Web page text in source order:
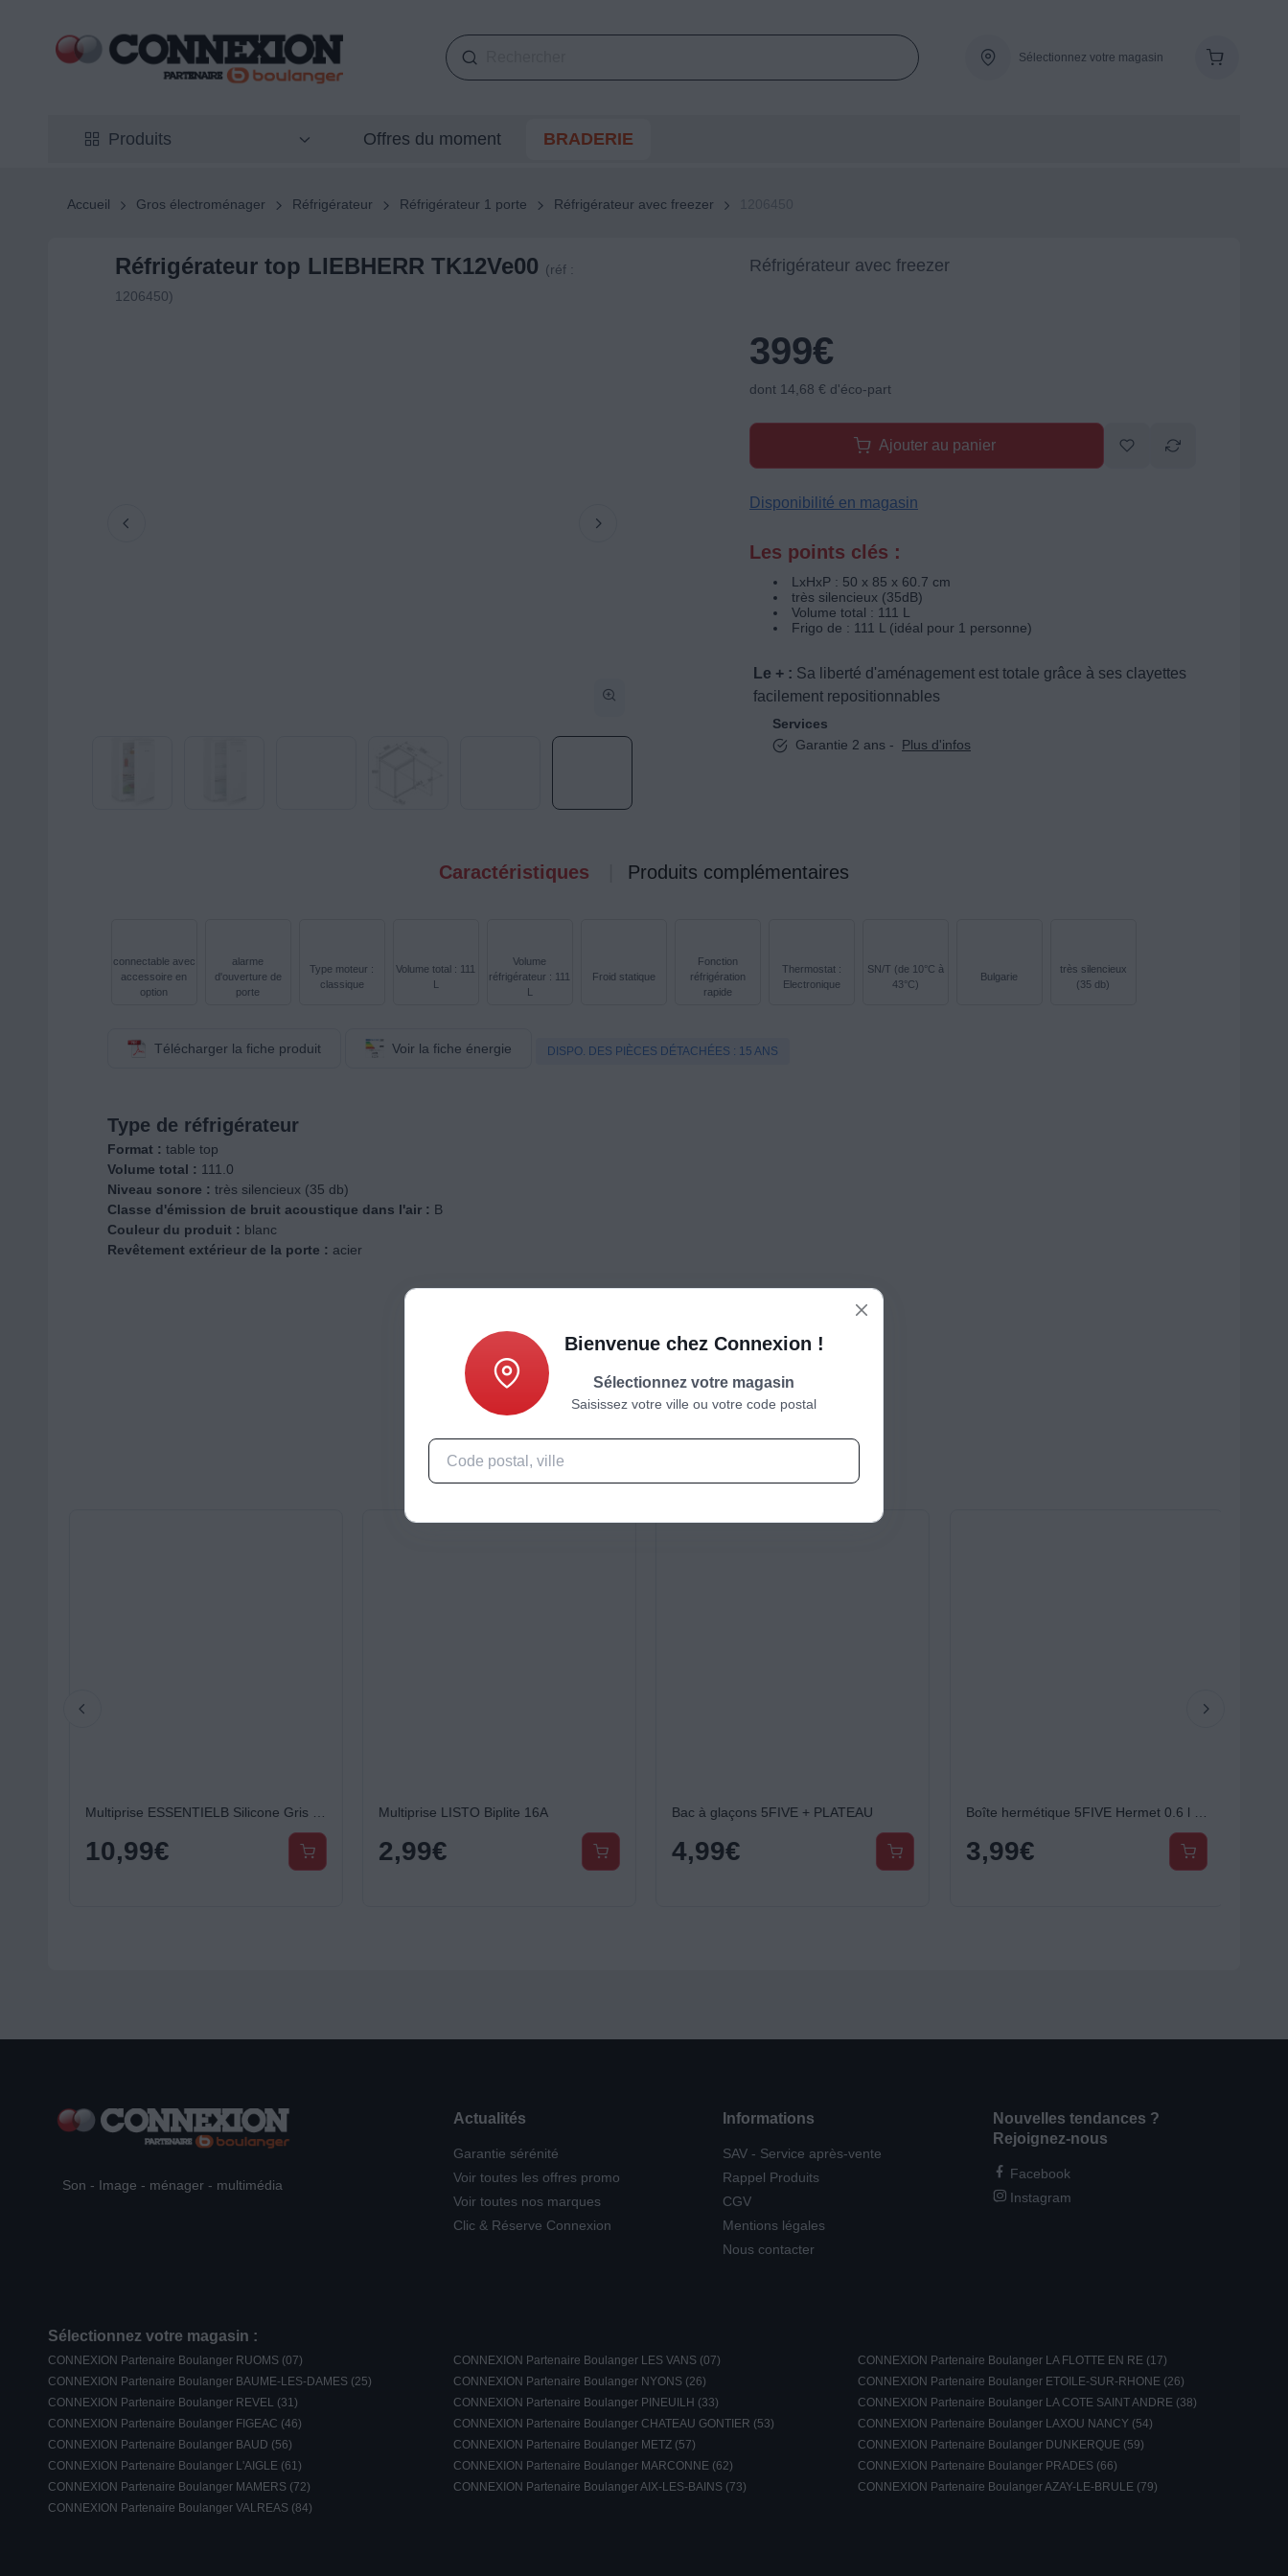
Sélectionnez votre magasin
Produits Offres du moment BRADERIE
Accueil Gros électroménager Réfrigérateur Réfrigérateur 1 porte Réfrigérateur avec freezer
Réfrigérateur top LIEBHERR TK12Ve00 (réf :
1206450)
Réfrigérateur avec freezer
399€
dont 14,68 € d'éco-part
Ajouter au panier
Disponibilité en magasin
Les points clés :
LxHxP : 50 x 85 x 60.7 cm
très silencieux (35dB)
Volume total : 111 L
Frigo de : 111 L (idéal pour 1 personne)
Le + : Sa liberté d'aménagement est totale grâce à ses clayettes
facilement repositionnables
Services
Garantie 2 ans -
Plus d'infos
Caractéristiques Produits complémentaires
connectable avec
accessoire en
option
alarme
d'ouverture de
porte
Type moteur :
classique
Volume total : 111
L
Volume
réfrigérateur : 111
L
Froid statique
Fonction
réfrigération
rapide
Thermostat :
Electronique
SN/T (de 10°C à
43°C)
Bulgarie
très silencieux
(35 db)
Télécharger la fiche produit Voir la fiche énergie DISPO. DES PIÈCES DÉTACHÉES : 15 ANS
Type de réfrigérateur
Format : table top
Volume total : 111.0
Niveau sonore : très silencieux (35 db)
Classe d'émission de bruit acoustique dans l'air : B
Couleur du produit : blanc
Revêtement extérieur de la porte : acier
Caractéristiques Produits complémentaires
Multiprise ESSENTIELB Silicone Gris 5 X 16A avec interrupteur
10,99€
Multiprise LISTO Biplite 16A
2,99€
Bac à glaçons 5FIVE + PLATEAU
4,99€
Boîte hermétique 5FIVE Hermet 0.6 l verre et bois
3,99€
Son - Image - ménager - multimédia
Actualités
Garantie sérénité
Voir toutes les offres promo
Voir toutes nos marques
Clic & Réserve Connexion
Informations
SAV - Service après-vente
Rappel Produits
CGV
Mentions légales
Nous contacter
Nouvelles tendances ?
Rejoignez-nous
Facebook
Instagram
Sélectionnez votre magasin :
CONNEXION Partenaire Boulanger RUOMS (07) CONNEXION Partenaire Boulanger LES VANS (07)
CONNEXION Partenaire Boulanger LA FLOTTE EN RE (17)
CONNEXION Partenaire Boulanger BAUME-LES-DAMES (25)
CONNEXION Partenaire Boulanger NYONS (26)
CONNEXION Partenaire Boulanger ETOILE-SUR-RHONE (26)
CONNEXION Partenaire Boulanger REVEL (31)
CONNEXION Partenaire Boulanger PINEUILH (33)
CONNEXION Partenaire Boulanger LA COTE SAINT ANDRE (38)
CONNEXION Partenaire Boulanger FIGEAC (46)
CONNEXION Partenaire Boulanger CHATEAU GONTIER (53)
CONNEXION Partenaire Boulanger LAXOU NANCY (54)
CONNEXION Partenaire Boulanger BAUD (56)
CONNEXION Partenaire Boulanger METZ (57)
CONNEXION Partenaire Boulanger DUNKERQUE (59)
CONNEXION Partenaire Boulanger L'AIGLE (61)
CONNEXION Partenaire Boulanger MARCONNE (62)
CONNEXION Partenaire Boulanger PRADES (66)
CONNEXION Partenaire Boulanger MAMERS (72)
CONNEXION Partenaire Boulanger AIX-LES-BAINS (73)
CONNEXION Partenaire Boulanger AZAY-LE-BRULE (79)
CONNEXION Partenaire Boulanger VALREAS (84)
Bienvenue chez Connexion !
Sélectionnez votre magasin
Saisissez votre ville ou votre code postal